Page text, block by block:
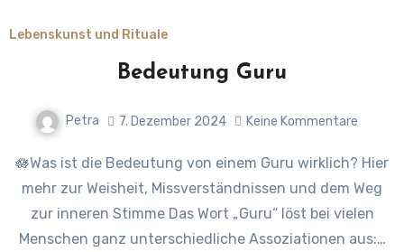
Lebenskunst und Rituale
Bedeutung Guru
Petra 7. Dezember 2024 Keine Kommentare
🪷Was ist die Bedeutung von einem Guru wirklich? Hier
mehr zur Weisheit, Missverständnissen und dem Weg
zur inneren Stimme Das Wort „Guru“ löst bei vielen
Menschen ganz unterschiedliche Assoziationen aus:…